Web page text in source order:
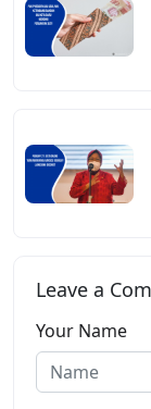
Leave a
Your Name